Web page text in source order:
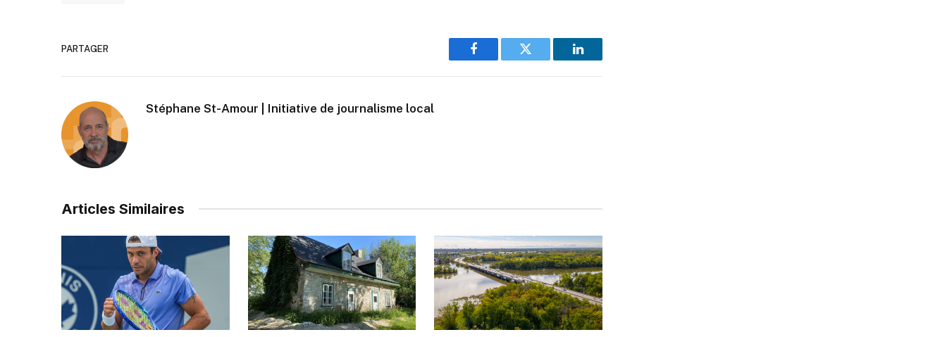
PARTAGER
Facebook Twitter LinkedIn
Stéphane St-Amour | Initiative de journalisme local
Articles Similaires